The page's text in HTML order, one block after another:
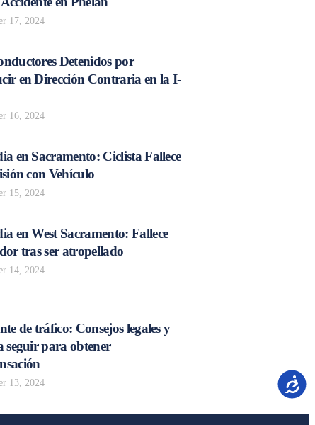
17, 2024
Detenidos por
en Dirección Contraria en la I-
16, 2024
en Sacramento: Ciclista Fallece
con Vehículo
15, 2024
en West Sacramento: Fallece
tras ser atropellado
14, 2024
de tráfico: Consejos legales y
seguir para obtener
13, 2024